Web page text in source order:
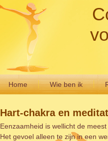
Home Wie ben ik
Hart-chakra en
Eenzaamheid is wellicht de
Het gevoel alleen te zijn in een